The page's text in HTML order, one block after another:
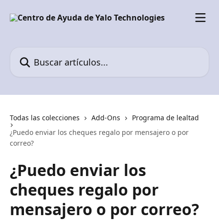
Todas las colecciones Add-Ons
Programa de lealtad
¿Puedo enviar los cheques regalo por mensajero o por
correo?
¿Puedo enviar los
cheques regalo por
mensajero o por correo?